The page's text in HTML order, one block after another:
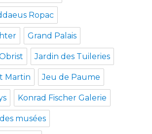
Ropac
Grand Palais
Jardin des Tuileries
Martin Jeu de Paume
Konrad Fischer Galerie
musées